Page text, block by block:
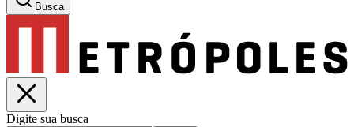
Busca
Digite sua busca